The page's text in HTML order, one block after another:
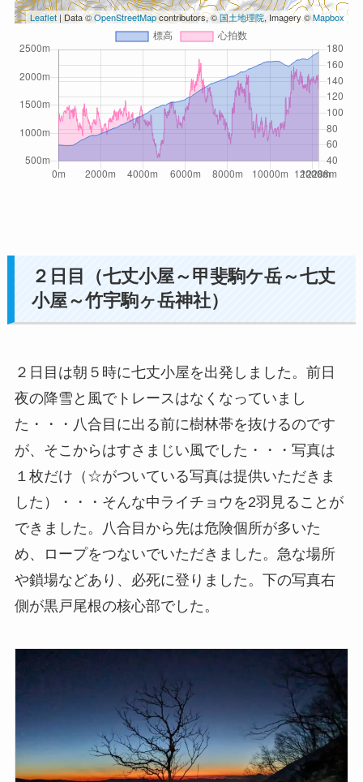
Leaflet | Data ©OpenStreetMapcontributors, ©国土地理院, Imagery ©Mapbox
２日目（七丈小屋～甲斐駒ケ岳～七丈
小屋～竹宇駒ヶ岳神社）
２日目は朝５時に七丈小屋を出発しました。前日
夜の降雪と風でトレースはなくなっていまし
た・・・八合目に出る前に樹林帯を抜けるのです
が、そこからはすさまじい風でした・・・写真は
１枚だけ（☆がついている写真は提供いただきま
した）・・・そんな中ライチョウを2羽見ることが
できました。八合目から先は危険個所が多いた
め、ロープをつないでいただきました。急な場所
や鎖場などあり、必死に登りました。下の写真右
側が黒戸尾根の核心部でした。